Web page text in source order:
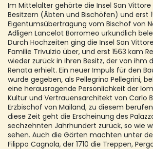
Im Mittelalter gehörte die Insel San
Besitzern (Äbten und Bischöfen) und erst
Eigentumsübertragung vom Bischof von
Adligen Lancelot Borromeo urkundlich
Durch Hochzeiten ging die Insel San
Familie Trivulzio über, und erst 1563 kam
wieder zurück in ihren Besitz, der von ihm
Renata erhielt. Ein neuer Impuls für den
wurde gegeben, als Pellegrino Pellegrini,
eine herausragende Persönlichkeit der
Kultur und Vertrauensarchitekt von Carlo
Erzbischof von Mailand, zu diesem
diese Zeit geht die Erscheinung des
sechzehnten Jahrhundert zurück, so wie
sehen. Auch die Gärten machten unter
Filippo Cagnola, der 1710 die Treppen,